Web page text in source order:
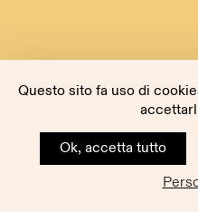
Questo sito fa uso di
Ok, accetta tutto